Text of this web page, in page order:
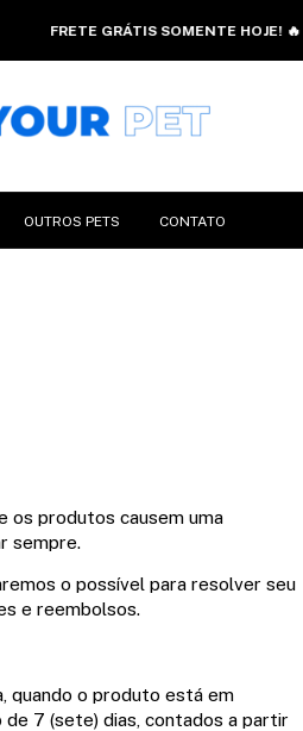
GRÁTIS SOMENTE HOJE! 🔥
OUTROS PETS CONTATO
os produtos causem uma
sempre.
o possível para resolver seu
e reembolsos.
quando o produto está em
7 (sete) dias, contados a partir